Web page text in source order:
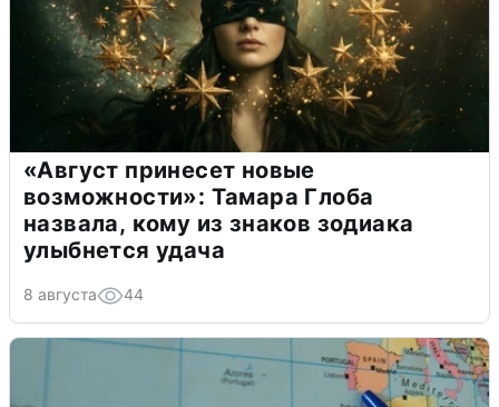
«Август принесет новые
возможности»: Тамара Глоба
назвала, кому из знаков зодиака
улыбнется удача
8 августа 44